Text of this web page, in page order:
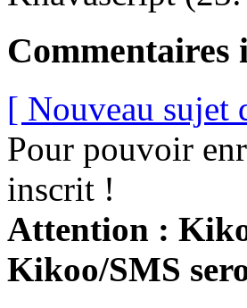
Commentaires
[ Nouveau sujet
Pour pouvoir
inscrit !
Attention :
Kikoo/SMS